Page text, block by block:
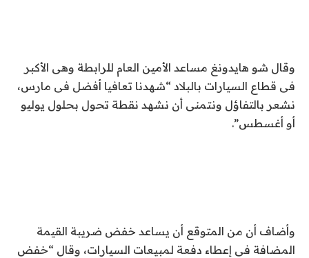
وقال شو هايدونغ مساعد الأمين العام للرابطة وهى الأكبر
فى قطاع السيارات بالبلاد “شهدنا تعافيا أفضل فى مارس،
نشعر بالتفاؤل ونتمنى أن نشهد نقطة تحول بحلول يوليو
أو أغسطس”.
وأضاف أن من المتوقع أن يساعد خفض ضريبة القيمة
المضافة فى إعطاء دفعة لمبيعات السيارات، وقال “خفض